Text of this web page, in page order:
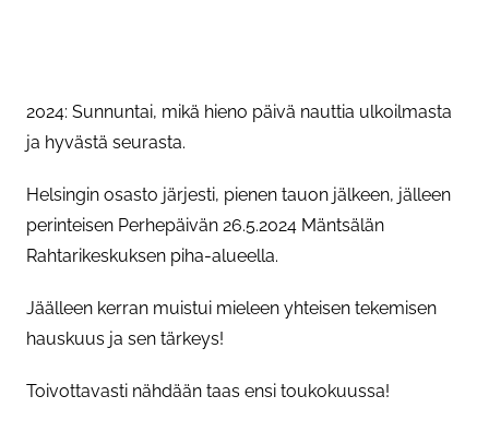
2024: Sunnuntai, mikä hieno päivä nauttia ulkoilmasta
ja hyvästä seurasta.
Helsingin osasto järjesti, pienen tauon jälkeen, jälleen
perinteisen Perhepäivän 26.5.2024 Mäntsälän
Rahtarikeskuksen piha-alueella.
Jäälleen kerran muistui mieleen yhteisen tekemisen
hauskuus ja sen tärkeys!
Toivottavasti nähdään taas ensi toukokuussa!